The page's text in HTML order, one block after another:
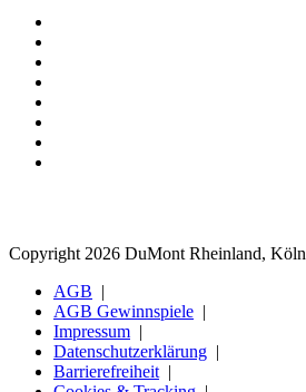
Copyright 2026 DuMont Rheinland, Köln
AGB
AGB Gewinnspiele
Impressum
Datenschutzerklärung
Barrierefreiheit